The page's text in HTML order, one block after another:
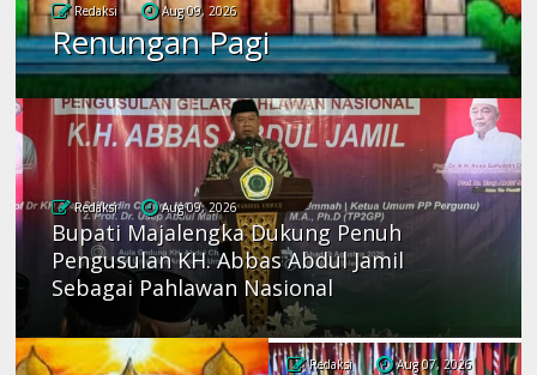
Redaksi Aug 09, 2026
Renungan Pagi
Redaksi Aug 09, 2026
Bupati Majalengka Dukung Penuh
Pengusulan KH. Abbas Abdul Jamil
Sebagai Pahlawan Nasional
Redaksi Aug 07, 2026